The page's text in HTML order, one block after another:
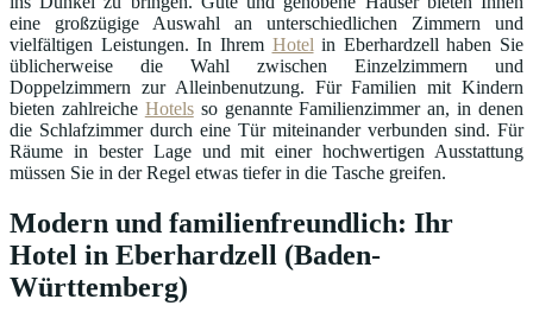
eine großzügige Auswahl an unterschiedlichen Zimmern und
vielfältigen Leistungen. In Ihrem Hotel in Eberhardzell haben Sie
üblicherweise die Wahl zwischen Einzelzimmern und
Doppelzimmern zur Alleinbenutzung. Für Familien mit Kindern
bieten zahlreiche Hotelsso genannte Familienzimmer an, in denen
die Schlafzimmer durch eine Tür miteinander verbunden sind. Für
Räume in bester Lage und mit einer hochwertigen Ausstattung
müssen Sie in der Regel etwas tiefer in die Tasche greifen.
Modern und familienfreundlich: Ihr
Hotel in Eberhardzell (Baden-
Württemberg)